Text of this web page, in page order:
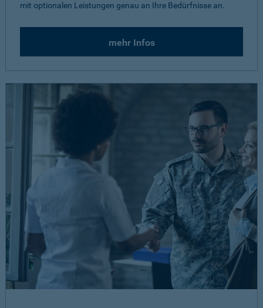
mit optionalen Leistungen genau an Ihre Bedürfnisse an.
mehr Infos